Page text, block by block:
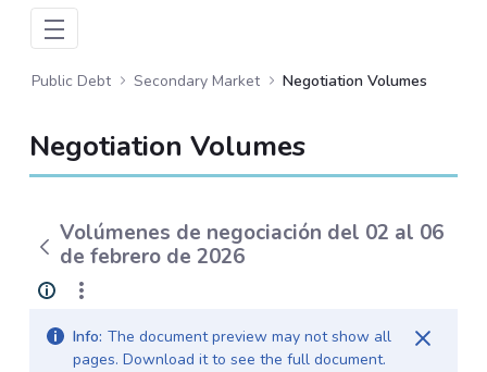
Public Debt Secondary Market Negotiation Volumes
Negotiation Volumes
Volúmenes de negociación del 02 al 06
de febrero de 2026
Info: The document preview may not show all
pages. Download it to see the full document.